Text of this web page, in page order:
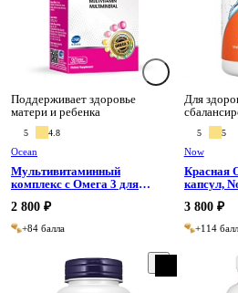
Поддерживает здоровье
матери и ребенка
5 4.8
Ocean
Мультивитаминный
комплекс с Омега 3 для
женщин 30 капсул, Ocean 30
капсул
2 800 ₽
+84 балла
Для
5 5
Now
Красная
3 800 ₽
+114